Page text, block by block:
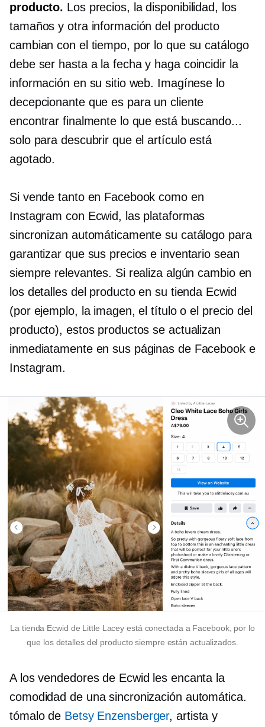
producto. Los precios, la disponibilidad, los
tamaños y otra información del producto
cambian con el tiempo, por lo que su catálogo
debe ser hasta a la fechay haga coincidir la
información en su sitio web. Imagínese lo
decepcionante que es para un cliente
encontrar finalmente lo que está buscando...
solo para descubrir que el artículo está
agotado.
Si vende tanto en Facebook como en
Instagram con Ecwid, las plataformas
sincronizan automáticamente su catálogo para
garantizar que sus precios e inventario sean
siempre relevantes. Si realiza algún cambio en
los detalles del producto en su tienda Ecwid
(por ejemplo, la imagen, el título o el precio del
producto), estos productos se actualizan
inmediatamente en sus páginas de Facebook e
Instagram.
La tienda Ecwid de Little Lacey está conectada a Facebook, por lo
que los detalles del producto siempre están actualizados.
A los vendedores de Ecwid les encanta la
comodidad de una sincronización automática.
tómalo de Betsy Enzensberger, artista y